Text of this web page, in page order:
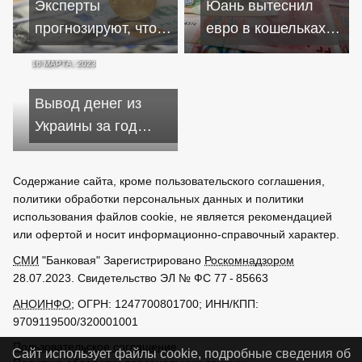
Эксперты
прогнозируют, что в
2024 году доллар
будет стоить 200
рублей
Юань вытеснил
евро в кошельках
россиян с третьего
16 МАРТА, 2023
Вывод денег из
Украины за год
вырос в семь раз,
обвал ВВП
Жизнь россиян
почти не
изменилась за год
Содержание сайта, кроме пользовательского соглашения,
политики обработки персональных данных и политики
использования файлов cookie, не является рекомендацией
или офертой и носит информационно-справочный характер.
СМИ "Банковая" Зарегистрировано Роскомнадзором
28.07.2023. Свидетельство ЭЛ № ФС 77 - 85663
АНОИНФО; ОГРН: 1247700801700; ИНН/КПП:
9709119500/320001001
Пользовательское соглашение
Сайт использует файлы cookie, подробные сведения об